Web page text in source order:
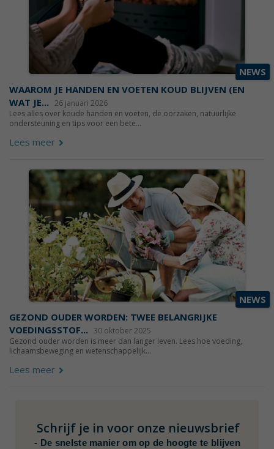
NEWS
WAAROM JE HANDEN EN VOETEN KOUD BLIJVEN (EN
WAT JE... 26 januari 2026
Lees alles over koude handen en voeten, de oorzaken, natuurlijke
ondersteuning en tips voor een bete...
Lees meer
NEWS
GEZOND OUDER WORDEN: TWEE BELANGRIJKE
VOEDINGSSTOF...
30 oktober 2025
Gezond ouder worden is meer dan langer leven. Lees hoe voeding,
lichaamsbeweging en wetenschappelijk...
Lees meer
Schrijf je in voor onze nieuwsbrief
- De snelste manier om op de hoogte te blijven